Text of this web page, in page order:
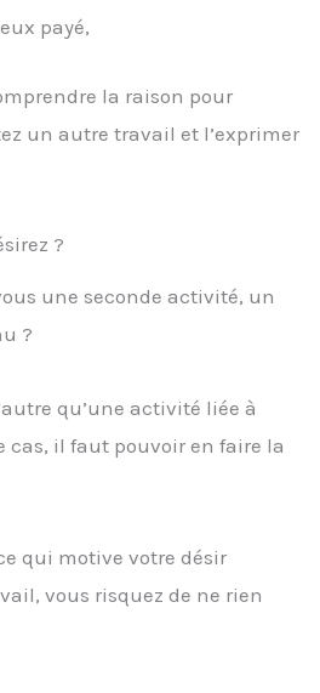
payé,
la raison pour
un autre travail et l’exprimer
?
une seconde activité, un
?
qu’une activité liée à
cas, il faut pouvoir en faire la
qui motive votre désir
vous risquez de ne rien